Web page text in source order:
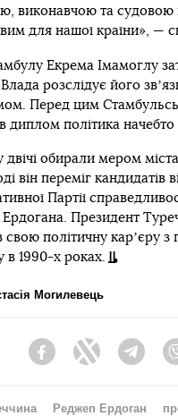
виконавчою та судовою
для нашої країни», —
Екрема Імамоглу
розслідує його
Перед цим
диплом політика
двічі обирали мером
він переміг кандидатів
Партії
Президент
свою політичну карʼєру з
в 1990-х роках.
Могилевець
FacebookTwitter
Реджеп Ердоган